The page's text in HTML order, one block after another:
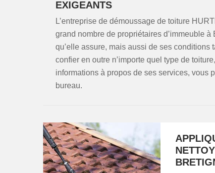
EXIGEANTS
L’entreprise de démoussage de toiture
grand nombre de propriétaires d’immeuble
qu’elle assure, mais aussi de ses
confier en outre n’importe quel type de
informations à propos de ses services, vous
bureau.